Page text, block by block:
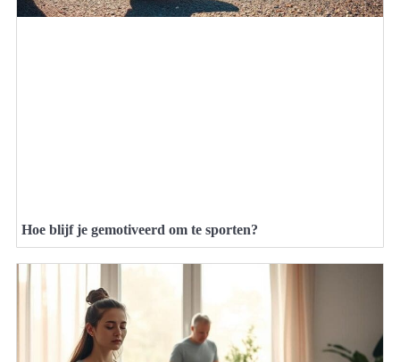
Hoe blijf je gemotiveerd om te sporten?